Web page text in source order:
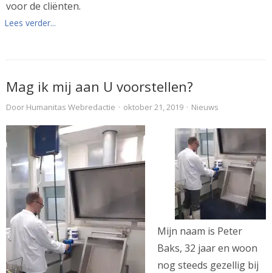
voor de cliënten.
Lees verder...
Mag ik mij aan U voorstellen?
Door Humanitas Webredactie · oktober 21, 2019 · Nieuws
Mijn naam is Peter
Baks, 32 jaar en woon
nog steeds gezellig bij